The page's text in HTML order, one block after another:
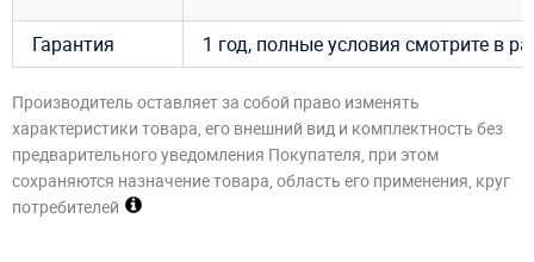
Гарантия 1 год, полные условия смотрите в
Производитель оставляет за собой право изменять
характеристики товара, его внешний вид и комплектность без
предварительного уведомления Покупателя, при этом
сохраняются назначение товара, область его применения, круг
потребителей